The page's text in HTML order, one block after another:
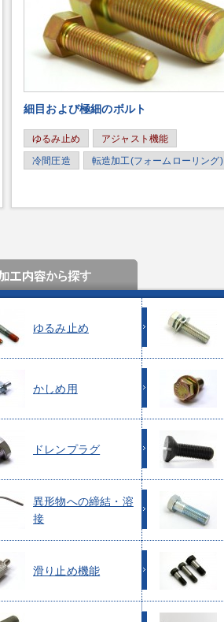
細目および極細のボルト
ゆるみ止め
アジャスト機能
冷間圧造
転造加工(フォームローリング)
ゆるみ止め
かしめ用
ドレンプラグ
異形物への締結・溶
接
滑り止め機能